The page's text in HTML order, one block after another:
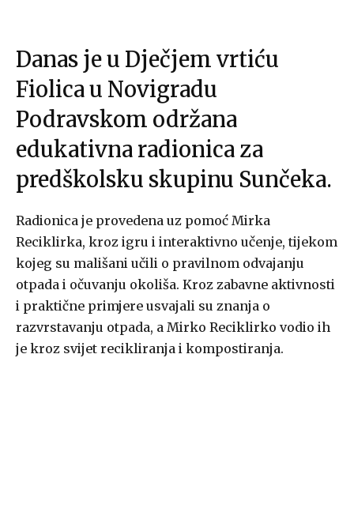
Danas je u Dječjem vrtiću
Fiolica u Novigradu
Podravskom održana
edukativna radionica za
predškolsku skupinu Sunčeka.
Radionica je provedena uz pomoć Mirka
Reciklirka, kroz igru i interaktivno učenje, tijekom
kojeg su mališani učili o pravilnom odvajanju
otpada i očuvanju okoliša. Kroz zabavne aktivnosti
i praktične primjere usvajali su znanja o
razvrstavanju otpada, a Mirko Reciklirko vodio ih
je kroz svijet recikliranja i kompostiranja.